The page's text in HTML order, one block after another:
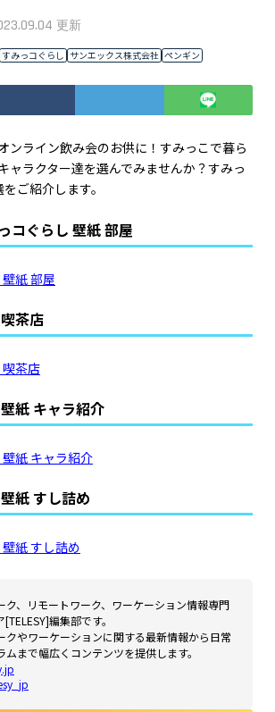
更新
すみっコぐらし サンエックス株式会社 ペンギン
ンライン飲み会のお供に！すみっこで暮ら
ャラクター達を選んでみませんか？すみっ
ご紹介します。
コぐらし 壁紙 部屋
紙 部屋
茶店
茶店
紙 キャラ紹介
紙 キャラ紹介
紙 すし詰め
紙 すし詰め
ク、リモートワーク、ワーケーション情報専門
[TELESY]編集部です。
クやワーケーションに関する最新情報から日常
ムまで幅広くコンテンツを提供します。